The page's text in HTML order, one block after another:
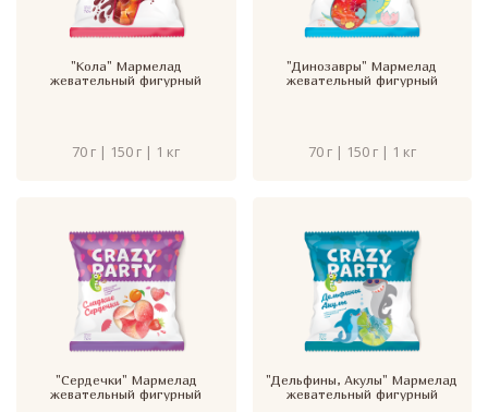
"Кола" Мармелад
жевательный фигурный
70 г | 150 г | 1 кг
"Динозавры" Мармелад
жевательный фигурный
70 г | 150 г | 1 кг
"Сердечки" Мармелад
жевательный фигурный
"Дельфины, Акулы" Мармелад
жевательный фигурный